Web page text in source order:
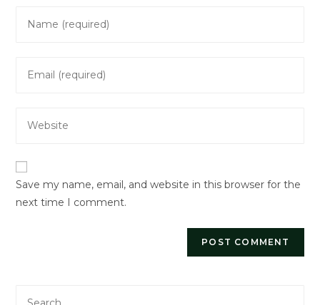
your
comment
your
address
your
URL
(optional)
Save my name, email, and website in this browser for the
next time I comment.